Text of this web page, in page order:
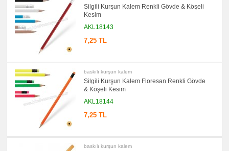
Silgili Kurşun Kalem Renkli Gövde & Köşeli
Kesim
AKL18143
7,25 TL
baskılı kurşun kalem
Silgili Kurşun Kalem Floresan Renkli Gövde
& Köşeli Kesim
AKL18144
7,25 TL
baskılı kurşun kalem
promosyon
Banko
ve
Masa
Kalemi
promosyon
Tüm
Gör
→
promosyon
Ajanda
&
Organizer
promosyon
Matara